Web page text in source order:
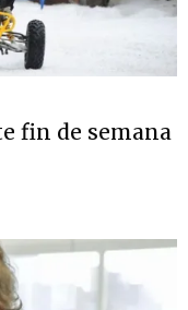
fin de semana